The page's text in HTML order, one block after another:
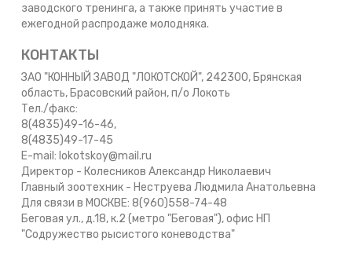
заводского тренинга, а также принять участие в
ежегодной распродаже молодняка.
КОНТАКТЫ
ЗАО "КОННЫЙ ЗАВОД "ЛОКОТСКОЙ", 242300, Брянская
область, Брасовский район, п/о Локоть
Тел./факс:
8(4835)49-16-46,
8(4835)49-17-45
E-mail: lokotskoy@mail.ru
Директор - Колесников Александр Николаевич
Главный зоотехник - Неструева Людмила Анатольевна
Для связи в МОСКВЕ: 8(960)558-74-48
Беговая ул., д.18, к.2 (метро "Беговая"), офис НП
"Содружество рысистого коневодства"